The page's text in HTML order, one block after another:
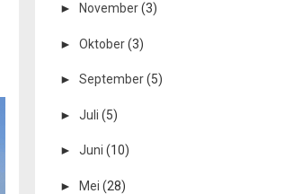
► November(3)
► Oktober(3)
► September(5)
► Juli (5)
► Juni (10)
► Mei (28)